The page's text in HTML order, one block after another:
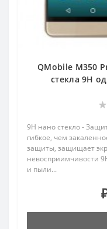
QMobile M350
стекла 9H
9H нано стекло -
гибкое, чем
защиты, защищает
невосприимчивости
и пыли...